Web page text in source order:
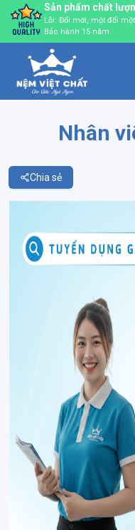
Sản phẩm chất
Lỗi: Đổi mới, một đổi một
Bảo hành 15 năm
Nhân
Chia sẻ